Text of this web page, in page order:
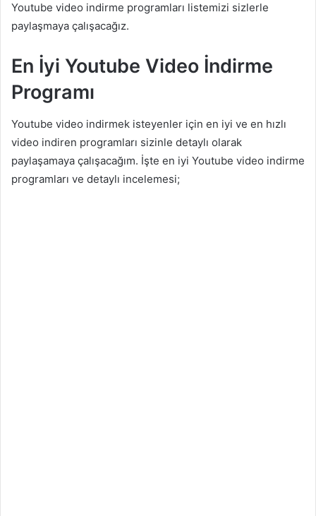
Youtube video indirme programları listemizi sizlerle
paylaşmaya çalışacağız.
En İyi Youtube Video İndirme
Programı
Youtube video indirmek isteyenler için en iyi ve en hızlı
video indiren programları sizinle detaylı olarak
paylaşamaya çalışacağım. İşte en iyi Youtube video indirme
programları ve detaylı incelemesi;